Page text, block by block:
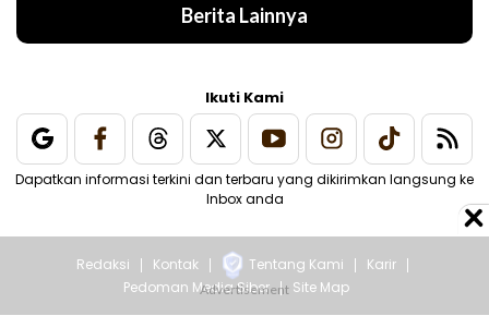
Berita Lainnya
Ikuti Kami
Dapatkan informasi terkini dan terbaru yang dikirimkan langsung ke
Inbox anda
Redaksi Kontak Tentang Kami
Karir
Pedoman Media Siber
Site Map